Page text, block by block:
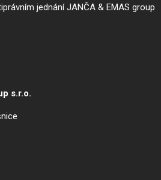
jednání JANČA & EMAS group
s.r.o.